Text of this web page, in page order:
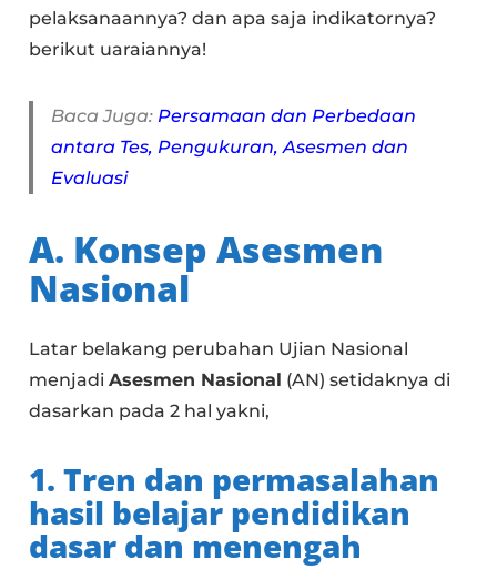
pelaksanaannya? dan apa saja indikatornya?
berikut uaraiannya!
Baca Juga: Persamaan dan Perbedaan
antara Tes, Pengukuran, Asesmen dan
Evaluasi
A. Konsep Asesmen
Nasional
Latar belakang perubahan Ujian Nasional
menjadiAsesmen Nasional (AN) setidaknya di
dasarkan pada 2 hal yakni,
1.Tren dan permasalahan
hasil belajar pendidikan
dasar dan menengah